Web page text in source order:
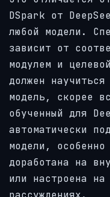
DSpark от
любой модели.
зависит от
модулем и
должен
модель, скорее
обученный для
автоматически
модели,
доработана на
или настроена